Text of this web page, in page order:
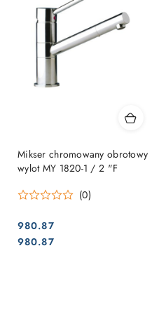
Mikser chromowany obrotowy
wylot MY 1820-1 / 2 "F
(0)
Cena:
980.87
Cena:
980.87